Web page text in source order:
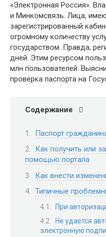
«Электронная Россия».
и Минкомсвязь. Лица,
зарегистрированный
огромному количеству
государством. Правда,
дней. Этим ресурсом
млн пользователей.
проверка паспорта на
Содержание
Паспорт
Как получить или
помощью портала
Как внести
Типичные
При
Не удается
электронную